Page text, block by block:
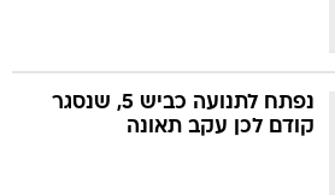
נפתח לתנועה כביש 5, שנסגר
קודם לכן עקב תאונה